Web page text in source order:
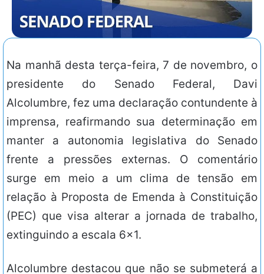
Na manhã desta terça-feira, 7 de novembro, o
presidente do Senado Federal, Davi
Alcolumbre, fez uma declaração contundente à
imprensa, reafirmando sua determinação em
manter a autonomia legislativa do Senado
frente a pressões externas. O comentário
surge em meio a um clima de tensão em
relação à Proposta de Emenda à Constituição
(PEC) que visa alterar a jornada de trabalho,
extinguindo a escala 6×1.
Alcolumbre destacou que não se submeterá a